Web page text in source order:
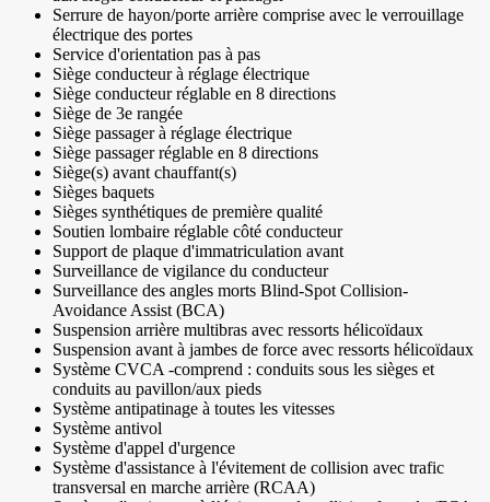
Serrure de hayon/porte arrière comprise avec le verrouillage
électrique des portes
Service d'orientation pas à pas
Siège conducteur à réglage électrique
Siège conducteur réglable en 8 directions
Siège de 3e rangée
Siège passager à réglage électrique
Siège passager réglable en 8 directions
Siège(s) avant chauffant(s)
Sièges baquets
Sièges synthétiques de première qualité
Soutien lombaire réglable côté conducteur
Support de plaque d'immatriculation avant
Surveillance de vigilance du conducteur
Surveillance des angles morts Blind-Spot Collision-
Avoidance Assist (BCA)
Suspension arrière multibras avec ressorts hélicoïdaux
Suspension avant à jambes de force avec ressorts hélicoïdaux
Système CVCA -comprend : conduits sous les sièges et
conduits au pavillon/aux pieds
Système antipatinage à toutes les vitesses
Système antivol
Système d'appel d'urgence
Système d'assistance à l'évitement de collision avec trafic
transversal en marche arrière (RCAA)